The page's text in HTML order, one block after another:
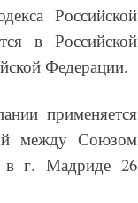
Российской
в Российской
Федерации.
применяется
между Союзом
в г. Мадриде 26